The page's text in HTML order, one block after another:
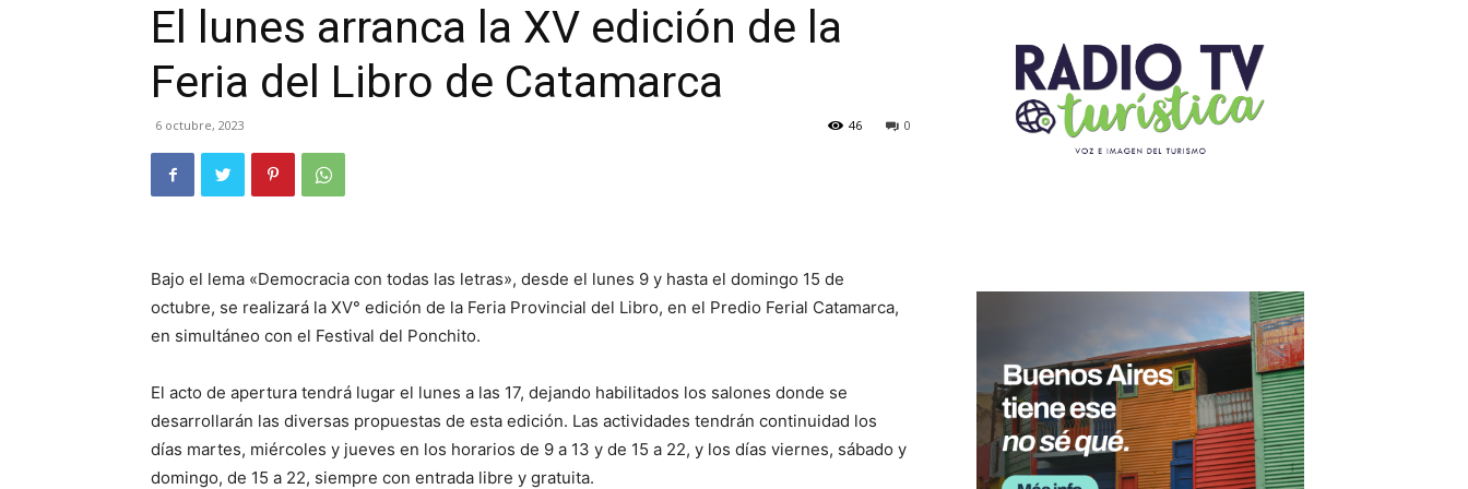
El lunes arranca la XV edición de la
Feria del Libro de Catamarca
6 octubre, 2023 0
46
Bajo el lema «Democracia con todas las letras», desde el lunes 9 y hasta el domingo 15 de
octubre, se realizará la XV° edición de la Feria Provincial del Libro, en el Predio Ferial Catamarca,
en simultáneo con el Festival del Ponchito.
El acto de apertura tendrá lugar el lunes a las 17, dejando habilitados los salones donde se
desarrollarán las diversas propuestas de esta edición. Las actividades tendrán continuidad los
días martes, miércoles y jueves en los horarios de 9 a 13 y de 15 a 22, y los días viernes, sábado y
domingo, de 15 a 22, siempre con entrada libre y gratuita.